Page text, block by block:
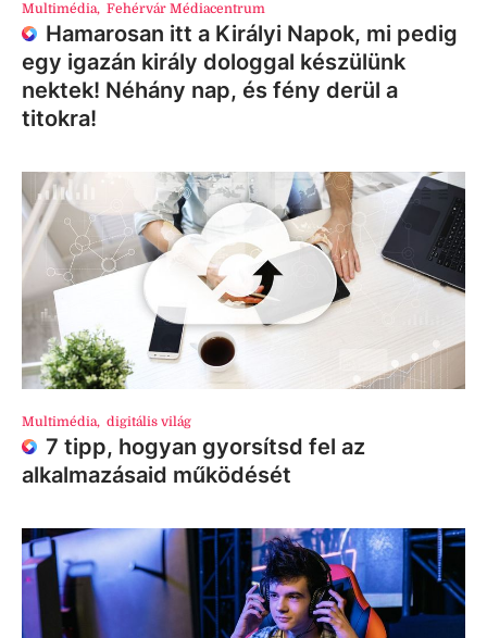
Multimédia, Fehérvár Médiacentrum
Hamarosan itt a Királyi Napok, mi pedig
egy igazán király dologgal készülünk
nektek! Néhány nap, és fény derül a
titokra!
Multimédia, digitális világ
7 tipp, hogyan gyorsítsd fel az
alkalmazásaid működését